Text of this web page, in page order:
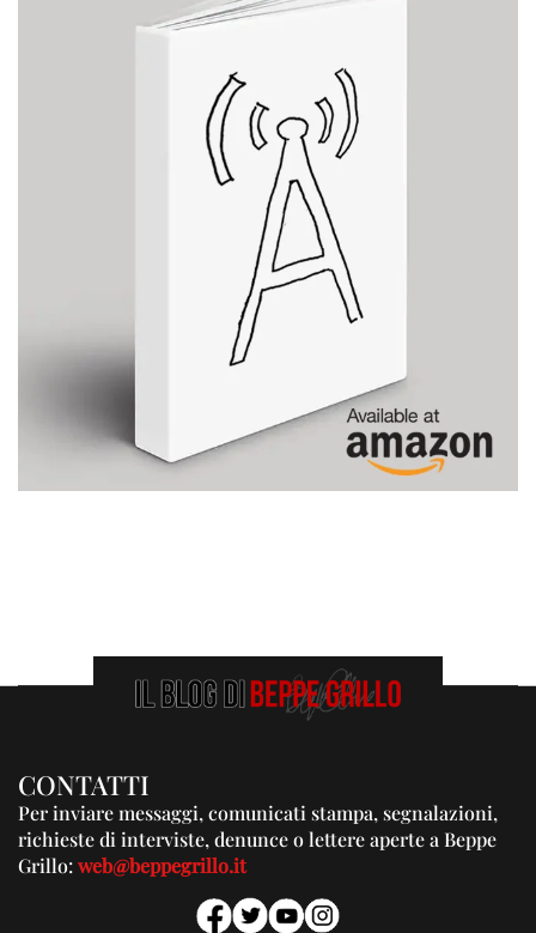
CONTATTI
Per inviare messaggi, comunicati stampa, segnalazioni,
richieste di interviste, denunce o lettere aperte a Beppe
Grillo:web@beppegrillo.it